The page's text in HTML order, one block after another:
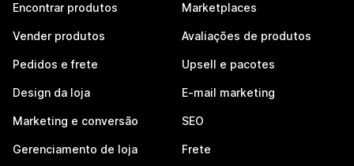
Encontrar produtos
Vender produtos
Pedidos e frete
Design da loja
Marketing e conversão
Gerenciamento de loja
Marketplaces
Avaliações de produtos
Upsell e pacotes
E-mail marketing
SEO
Frete